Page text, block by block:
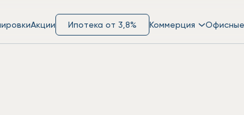
Акции Ипотека от 3,8% Коммерция